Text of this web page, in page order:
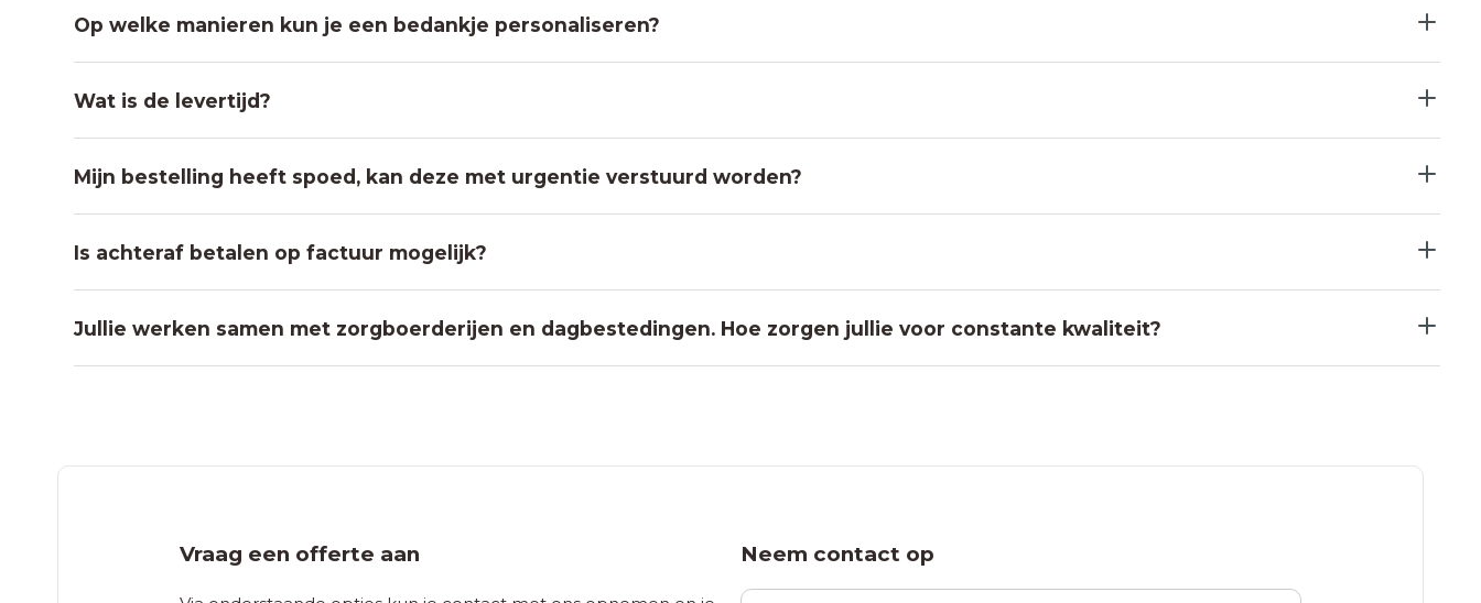
Op welke manieren kun je een bedankje personaliseren?
Wat is de levertijd?
Mijn bestelling heeft spoed, kan deze met urgentie verstuurd worden?
Is achteraf betalen op factuur mogelijk?
Jullie werken samen met zorgboerderijen en dagbestedingen. Hoe zorgen jullie voor constante kwaliteit?
Vraag een offerte aan Neem contact op